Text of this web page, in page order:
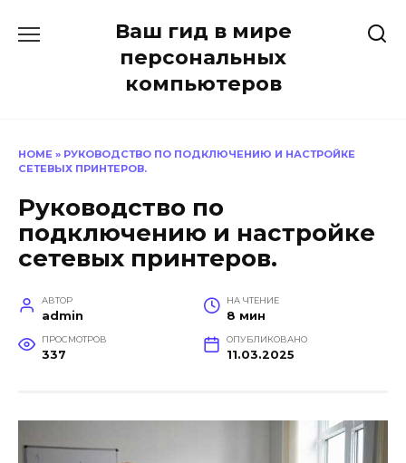
Ваш гид в мире
персональных
компьютеров
HOME » РУКОВОДСТВО ПО ПОДКЛЮЧЕНИЮ И НАСТРОЙКЕ
СЕТЕВЫХ ПРИНТЕРОВ.
Руководство по
подключению и настройке
сетевых принтеров.
АВТОР
admin
НА ЧТЕНИЕ
8 мин
ПРОСМОТРОВ
337
ОПУБЛИКОВАНО
11.03.2025